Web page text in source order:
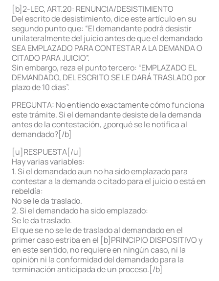
[b]2-LEC, ART.20: RENUNCIA/DESISTIMIENTO
Del escrito de desistimiento, dice este artículo en su
segundo punto que: “El demandante podrá desistir
unilateralmente del juicio antes de que el demandado
SEA EMPLAZADO PARA CONTESTAR A LA DEMANDA O
CITADO PARA JUICIO”.
Sin embargo, reza el punto tercero: “EMPLAZADO EL
DEMANDADO, DEL ESCRITO SE LE DARÁ TRASLADO por
plazo de 10 días”.
PREGUNTA: No entiendo exactamente cómo funciona
este trámite. Si el demandante desiste de la demanda
antes de la contestación, ¿porqué se le notifica al
demandado?[/b]
[u]RESPUESTA[/u]
Hay varias variables:
1. Si el demandado aun no ha sido emplazado para
contestar a la demanda o citado para el juicio o está en
rebeldía:
No se le da traslado.
2. Si el demandado ha sido emplazado:
Se le da traslado.
El que se no se le de traslado al demandado en el
primer caso estriba en el [b]PRINCIPIO DISPOSITIVO y
en este sentido, no requiere en ningún caso, ni la
opinión ni la conformidad del demandado para la
terminación anticipada de un proceso.[/b]